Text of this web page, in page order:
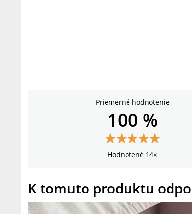
Priemerné hodnotenie
100 %
Hodnotené 14×
K tomuto produktu